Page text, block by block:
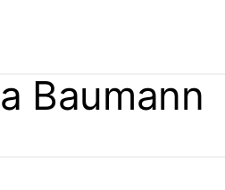
Baumann